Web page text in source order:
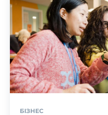
БІЗНЕС